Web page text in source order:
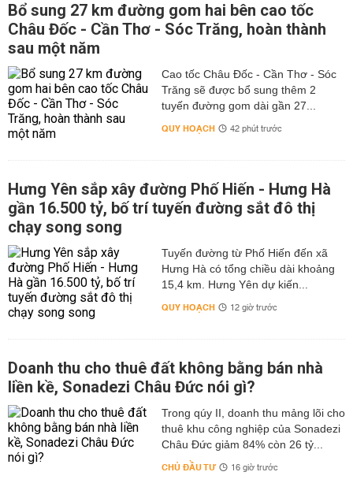
Bổ sung 27 km đường gom hai bên cao tốc
Châu Đốc - Cần Thơ - Sóc Trăng, hoàn thành
sau một năm
Cao tốc Châu Đốc - Cần Thơ - Sóc
Trăng sẽ được bổ sung thêm 2
tuyến đường gom dài gần 27...
QUY HOẠCH 42 phút trước
Hưng Yên sắp xây đường Phố Hiến - Hưng Hà
gần 16.500 tỷ, bố trí tuyến đường sắt đô thị
chạy song song
Tuyến đường từ Phố Hiến đến xã
Hưng Hà có tổng chiều dài khoảng
15,4 km. Hưng Yên dự kiến...
QUY HOẠCH 12 giờ trước
Doanh thu cho thuê đất không bằng bán nhà
liền kề, Sonadezi Châu Đức nói gì?
Trong qúy II, doanh thu mảng lõi cho
thuê khu công nghiệp của Sonadezi
Châu Đức giảm 84% còn 26 tỷ...
CHỦ ĐẦU TƯ 16 giờ trước